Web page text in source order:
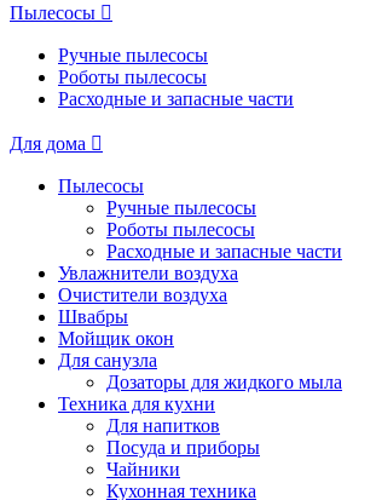
Пылесосы
Ручные пылесосы
Роботы пылесосы
Расходные и запасные части
Для дома
Пылесосы
Ручные пылесосы
Роботы пылесосы
Расходные и запасные части
Увлажнители воздуха
Очистители воздуха
Швабры
Мойщик окон
Для санузла
Дозаторы для жидкого мыла
Техника для кухни
Для напитков
Посуда и приборы
Чайники
Кухонная техника